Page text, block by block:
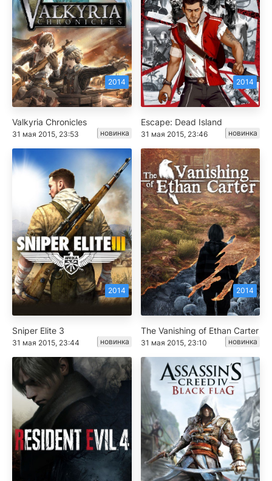
2014
Valkyria Chronicles
31 мая 2015, 23:53 новинка
2014
Escape: Dead Island
31 мая 2015, 23:46 новинка
2014
Sniper Elite 3
31 мая 2015, 23:44 новинка
2014
The Vanishing of Ethan Carter
31 мая 2015, 23:10 новинка